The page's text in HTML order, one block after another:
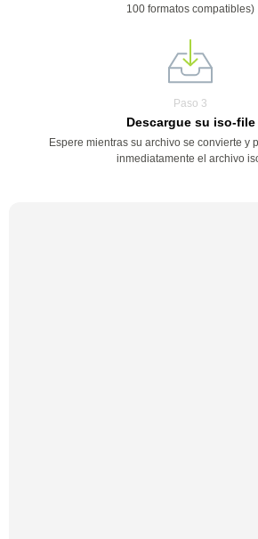
100 formatos compatibles)
Paso 3
Descargue su iso-file
Espere mientras su archivo se convierte y
inmediatamente el archivo